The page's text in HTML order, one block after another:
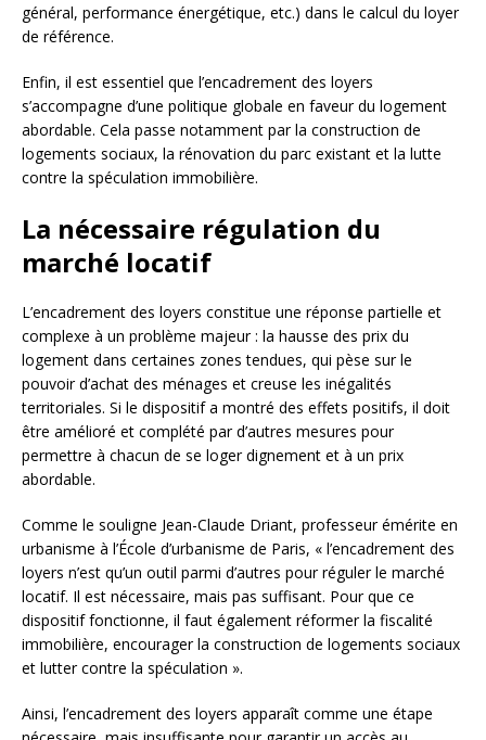
général, performance énergétique, etc.) dans le calcul du loyer
de référence.
Enfin, il est essentiel que l’encadrement des loyers
s’accompagne d’une politique globale en faveur du logement
abordable. Cela passe notamment par la construction de
logements sociaux, la rénovation du parc existant et la lutte
contre la spéculation immobilière.
La nécessaire régulation du
marché locatif
L’encadrement des loyers constitue une réponse partielle et
complexe à un problème majeur : la hausse des prix du
logement dans certaines zones tendues, qui pèse sur le
pouvoir d’achat des ménages et creuse les inégalités
territoriales. Si le dispositif a montré des effets positifs, il doit
être amélioré et complété par d’autres mesures pour
permettre à chacun de se loger dignement et à un prix
abordable.
Comme le souligne Jean-Claude Driant, professeur émérite en
urbanisme à l’École d’urbanisme de Paris, « l’encadrement des
loyers n’est qu’un outil parmi d’autres pour réguler le marché
locatif. Il est nécessaire, mais pas suffisant. Pour que ce
dispositif fonctionne, il faut également réformer la fiscalité
immobilière, encourager la construction de logements sociaux
et lutter contre la spéculation ».
Ainsi, l’encadrement des loyers apparaît comme une étape